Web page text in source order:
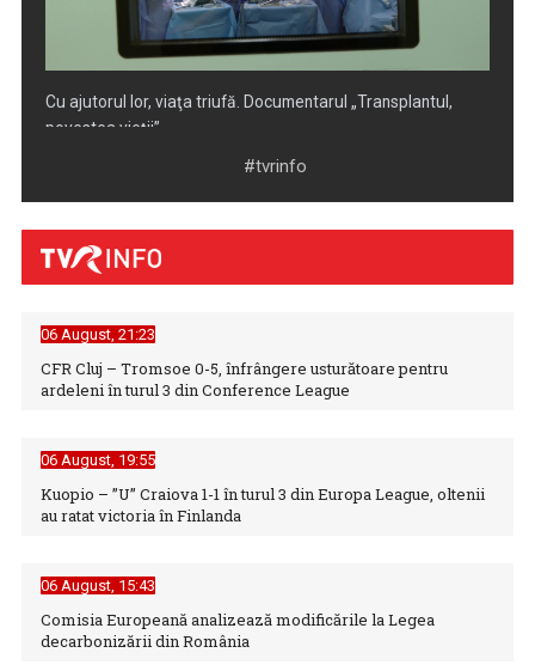
Cu ajutorul lor, viaţa triufă. Documentarul „Transplantul,
povestea vieţii” ...
#tvrinfo
06 August, 21:23
CFR Cluj – Tromsoe 0-5, înfrângere usturătoare pentru
ardeleni în turul 3 din Conference League
06 August, 19:55
Kuopio – ”U” Craiova 1-1 în turul 3 din Europa League, oltenii
au ratat victoria în Finlanda
06 August, 15:43
Comisia Europeană analizează modificările la Legea
decarbonizării din România